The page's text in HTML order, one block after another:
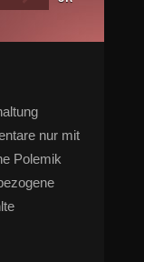
nur mit
Polemik